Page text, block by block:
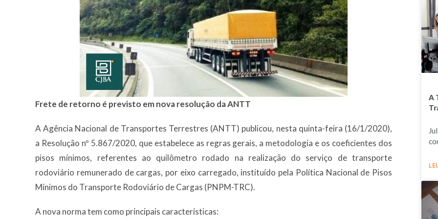
Frete de retorno é previsto em nova resolução da ANTT
A Agência Nacional de Transportes Terrestres (ANTT) publicou, nesta quinta-feira (16/1/2020),
a Resolução nº 5.867/2020, que estabelece as regras gerais, a metodologia e os coeficientes dos
pisos mínimos, referentes ao quilômetro rodado na realização do serviço de transporte
rodoviário remunerado de cargas, por eixo carregado, instituído pela Política Nacional de Pisos
Mínimos do Transporte Rodoviário de Cargas (PNPM-TRC).
A nova norma tem como principais características:
A